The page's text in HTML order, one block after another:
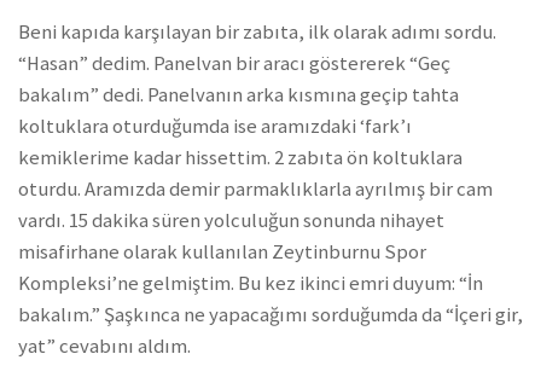
Beni kapıda karşılayan bir zabıta, ilk olarak adımı sordu.
“Hasan” dedim. Panelvan bir aracı göstererek “Geç
bakalım” dedi. Panelvanın arka kısmına geçip tahta
koltuklara oturduğumda ise aramızdaki ‘fark’ı
kemiklerime kadar hissettim. 2 zabıta ön koltuklara
oturdu. Aramızda demir parmaklıklarla ayrılmış bir cam
vardı. 15 dakika süren yolculuğun sonunda nihayet
misafirhane olarak kullanılan Zeytinburnu Spor
Kompleksi’ne gelmiştim. Bu kez ikinci emri duyum: “İn
bakalım.” Şaşkınca ne yapacağımı sorduğumda da “İçeri gir,
yat” cevabını aldım.